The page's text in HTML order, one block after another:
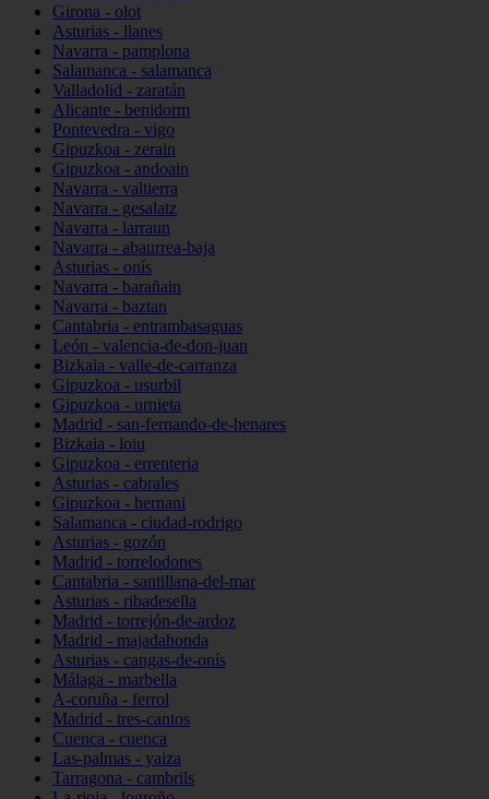
Girona - olot
Asturias - llanes
Navarra - pamplona
Salamanca - salamanca
Valladolid - zaratán
Alicante - benidorm
Pontevedra - vigo
Gipuzkoa - zerain
Gipuzkoa - andoain
Navarra - valtierra
Navarra - gesalatz
Navarra - larraun
Navarra - abaurrea-baja
Asturias - onís
Navarra - barañain
Navarra - baztan
Cantabria - entrambasaguas
León - valencia-de-don-juan
Bizkaia - valle-de-carranza
Gipuzkoa - usurbil
Gipuzkoa - urnieta
Madrid - san-fernando-de-henares
Bizkaia - loiu
Gipuzkoa - errenteria
Asturias - cabrales
Gipuzkoa - hernani
Salamanca - ciudad-rodrigo
Asturias - gozón
Madrid - torrelodones
Cantabria - santillana-del-mar
Asturias - ribadesella
Madrid - torrejón-de-ardoz
Madrid - majadahonda
Asturias - cangas-de-onís
Málaga - marbella
A-coruña - ferrol
Madrid - tres-cantos
Cuenca - cuenca
Las-palmas - yaiza
Tarragona - cambrils